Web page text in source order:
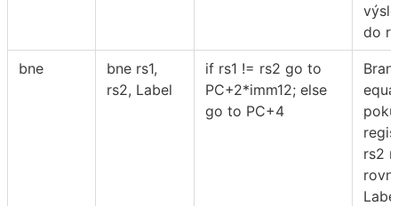
do
bne
bne rs1,
rs2, Label
if rs1 != rs2 go to
PC+2*imm12; else
go to PC+4
rs2